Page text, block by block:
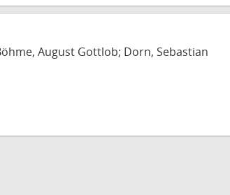
August Gottlob; Dorn, Sebastian